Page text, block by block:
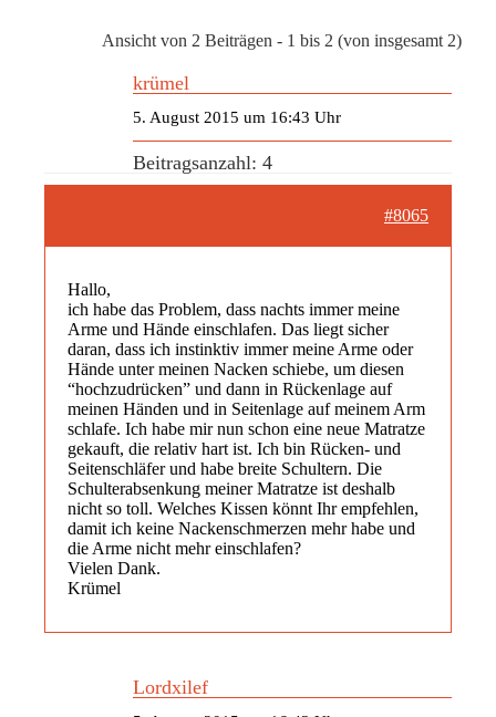
Ansicht von 2 Beiträgen - 1 bis 2 (von insgesamt 2)
krümel
5. August 2015 um 16:43 Uhr
Beitragsanzahl: 4
#8065
Hallo,
ich habe das Problem, dass nachts immer meine
Arme und Hände einschlafen. Das liegt sicher
daran, dass ich instinktiv immer meine Arme oder
Hände unter meinen Nacken schiebe, um diesen
“hochzudrücken” und dann in Rückenlage auf
meinen Händen und in Seitenlage auf meinem Arm
schlafe. Ich habe mir nun schon eine neue Matratze
gekauft, die relativ hart ist. Ich bin Rücken- und
Seitenschläfer und habe breite Schultern. Die
Schulterabsenkung meiner Matratze ist deshalb
nicht so toll. Welches Kissen könnt Ihr empfehlen,
damit ich keine Nackenschmerzen mehr habe und
die Arme nicht mehr einschlafen?
Vielen Dank.
Krümel
Lordxilef